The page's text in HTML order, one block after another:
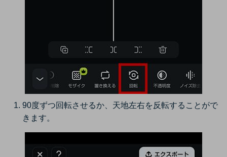
90度ずつ回転させるか、天地左右を反転することがで
きます。